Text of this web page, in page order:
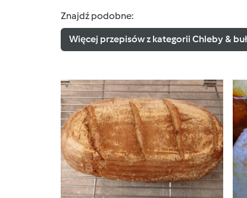
Znajdź podobne:
Więcej przepisów z kategorii Chleby &